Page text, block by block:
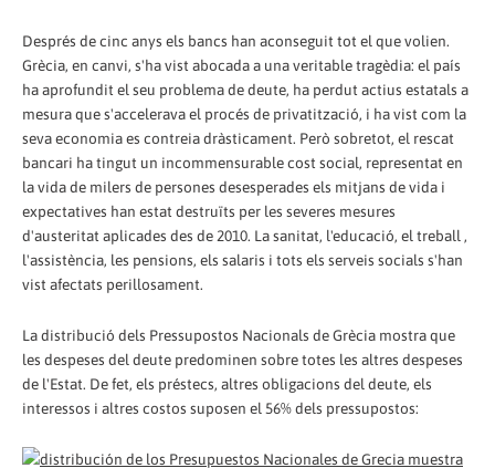
Després de cinc anys els bancs han aconseguit tot el que volien.
Grècia, en canvi, s'ha vist abocada a una veritable tragèdia: el país
ha aprofundit el seu problema de deute, ha perdut actius estatals a
mesura que s'accelerava el procés de privatització, i ha vist com la
seva economia es contreia dràsticament. Però sobretot, el rescat
bancari ha tingut un incommensurable cost social, representat en
la vida de milers de persones desesperades els mitjans de vida i
expectatives han estat destruïts per les severes mesures
d'austeritat aplicades des de 2010. La sanitat, l'educació, el treball ,
l'assistència, les pensions, els salaris i tots els serveis socials s'han
vist afectats perillosament.
La distribució dels Pressupostos Nacionals de Grècia mostra que
les despeses del deute predominen sobre totes les altres despeses
de l'Estat. De fet, els préstecs, altres obligacions del deute, els
interessos i altres costos suposen el 56% dels pressupostos: